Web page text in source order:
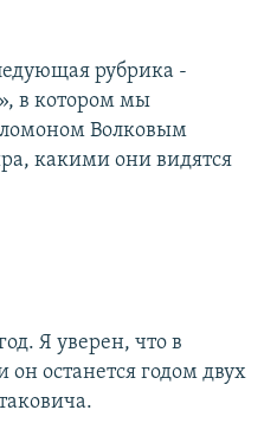
рубрика -
в котором мы
Волковым
какими они видятся
Я уверен, что в
останется годом двух